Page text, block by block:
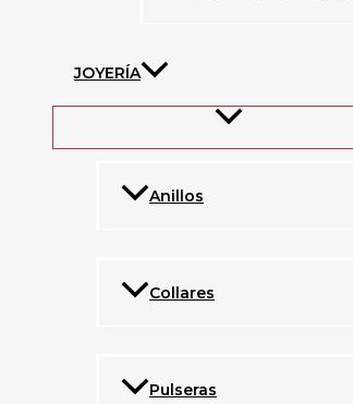
JOYERÍA
Anillos
Collares
Pulseras